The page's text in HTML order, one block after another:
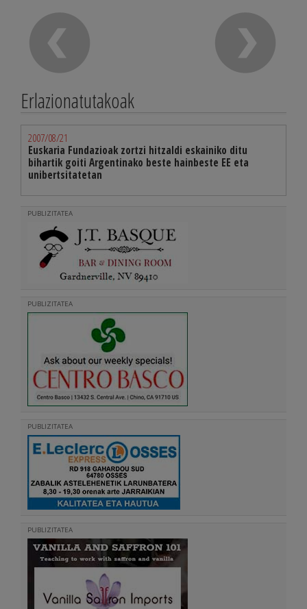
Erlazionatutakoak
2007/08/21
Euskaria Fundazioak zortzi hitzaldi eskainiko ditu
bihartik goiti Argentinako beste hainbeste EE eta
unibertsitatetan
PUBLIZITATEA
PUBLIZITATEA
PUBLIZITATEA
PUBLIZITATEA